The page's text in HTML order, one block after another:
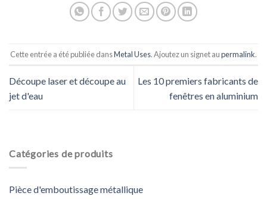
Cette entrée a été publiée dansMetal Uses. Ajoutez un signet aupermalink.
Découpe laser et découpe au
jet d'eau
Les 10 premiers fabricants de
fenêtres en aluminium
Catégories de produits
Pièce d'emboutissage métallique